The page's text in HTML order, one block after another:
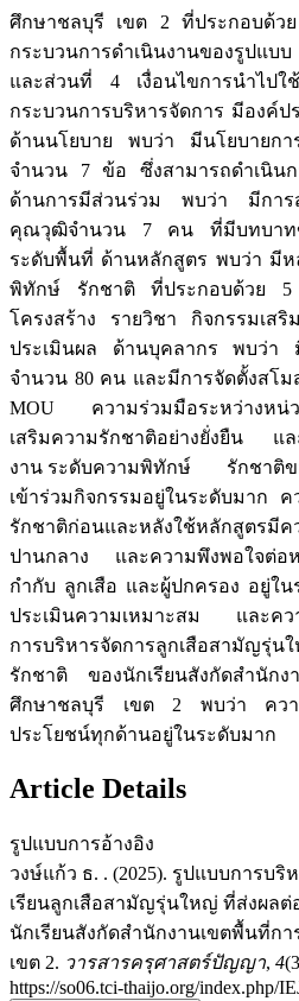
ศึกษาชลบุรี เขต 2 ที่ประกอบด้
กระบวนการดำเนินงานของรูปแ
และส่วนที่ 4 เงื่อนไขการนำไป
กระบวนการบริหารจัดการ มีองค์
ด้านนโยบาย พบว่า มีนโยบายกา
จำนวน 7 ข้อ ซึ่งสามารถดำเนินก
ด้านการมีส่วนร่วม พบว่า มีการส
คุณวุฒิจำนวน 7 คน ที่มีบทบาทขั
ระดับพื้นที่ ด้านหลักสูตร พบว่า มี
พิทักษ์ รักชาติ ที่ประกอบด้วย
โครงสร้าง รายวิชา กิจกรรมเส
ประเมินผล ด้านบุคลากร พบว่า
จำนวน 80 คน และมีการจัดตั้งสโม
MOU ความร่วมมือระหว่างหน่ว
เสริมความรักชาติอย่างยั่งยืน แล
งาน ระดับความพิทักษ์ รักชาติข
เข้าร่วมกิจกรรมอยู่ในระดับมาก
รักชาติก่อนและหลังใช้หลักสูตรมีค
ปานกลาง และความพึงพอใจต่
กำกับ ลูกเสือ และผู้ปกครอง อยู่ใ
ประเมินความเหมาะสม และคว
การบริหารจัดการลูกเสือสามัญรุ่
รักชาติ ของนักเรียนสังกัดสำนักง
ศึกษาชลบุรี เขต 2 พบว่า ควา
ประโยชน์ทุกด้านอยู่ในระดับมาก
Article Details
รูปแบบการอ้างอิง
วงษ์แก้ว ธ. . (2025). รูปแบบการบ
เรียนลูกเสือสามัญรุ่นใหญ่ ที่ส่งผล
นักเรียนสังกัดสำนักงานเขตพื้นที่ก
เขต 2. วารสารครุศาสตร์ปัญญา, 4
https://so06.tci-thaijo.org/index.php/